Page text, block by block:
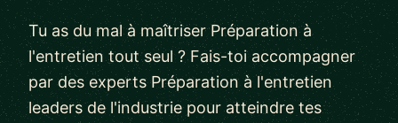
Tu as du mal à maîtriser Préparation à
l'entretien tout seul ? Fais-toi accompagner
par des experts Préparation à l'entretien
leaders de l'industrie pour atteindre tes